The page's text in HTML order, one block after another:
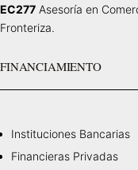
EC277 Asesoría en
Fronteriza.
FINANCIAMIENTO
Instituciones Bancarias
Financieras Privadas